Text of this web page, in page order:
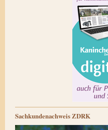
Sachkundenachweis ZDRK